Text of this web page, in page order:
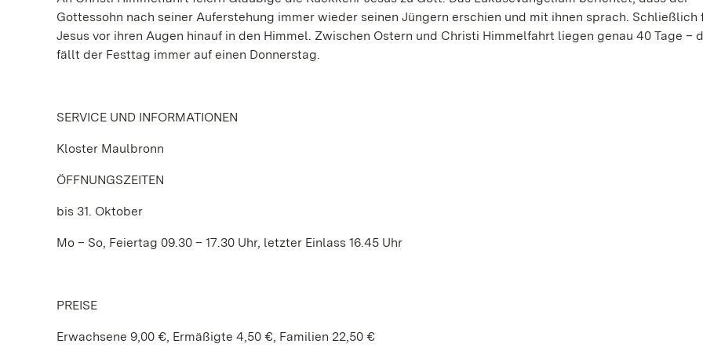
Gottessohn nach seiner Auferstehung immer wieder seinen Jüngern erschien und mit ihnen sprach. Schließlich
Jesus vor ihren Augen hinauf in den Himmel. Zwischen Ostern und Christi Himmelfahrt liegen genau 40 Tage –
fällt der Festtag immer auf einen Donnerstag.
SERVICE UND INFORMATIONEN
Kloster Maulbronn
ÖFFNUNGSZEITEN
bis 31. Oktober
Mo – So, Feiertag 09.30 – 17.30 Uhr, letzter Einlass 16.45 Uhr
PREISE
Erwachsene 9,00 €, Ermäßigte 4,50 €, Familien 22,50 €